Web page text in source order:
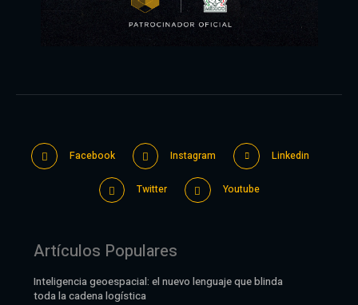
Facebook Instagram Linkedin
Twitter Youtube
Artículos Populares
Inteligencia geoespacial: el nuevo lenguaje que blinda
toda la cadena logística